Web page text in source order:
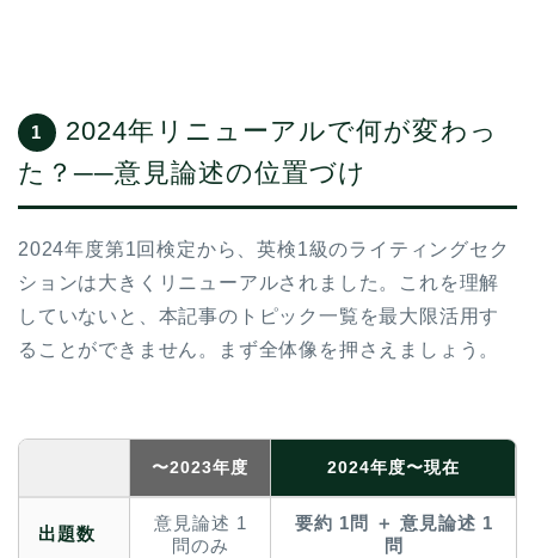
1
2024年リニューアルで何が変わっ
た？──意見論述の位置づけ
2024年度第1回検定から、英検1級のライティングセク
ションは大きくリニューアルされました。これを理解
していないと、本記事のトピック一覧を最大限活用す
ることができません。まず全体像を押さえましょう。
〜2023年度 2024年度〜現在
出題数
意見論述 1
問のみ
要約 1問 ＋ 意見論述 1
問